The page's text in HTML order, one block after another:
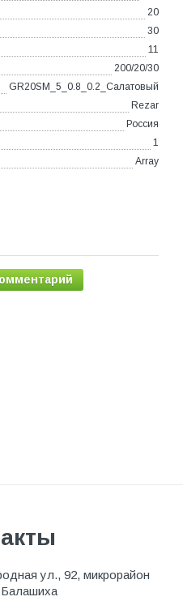
20
30
11
200/20/30
GR20SM_5_0.8_0.2_Салатовый
Rezar
Россия
1
Array
ул., 92, микрорайон